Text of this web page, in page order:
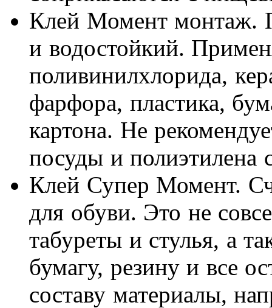
Клей Момент монтаж.
и водостойкий.
поливинилхлорида,
фарфора, пластика,
картона. Не
посуды и полиэтилена
Клей Супер Момент.
для обуви. Это не
табуреты и стулья, а
бумагу, резину и все
составу материалы,